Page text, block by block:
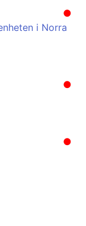
●
i Norra
●
●